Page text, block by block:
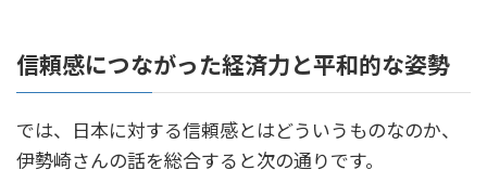
信頼感につながった経済力と平和的な姿勢
では、日本に対する信頼感とはどういうものなのか、
伊勢崎さんの話を総合すると次の通りです。